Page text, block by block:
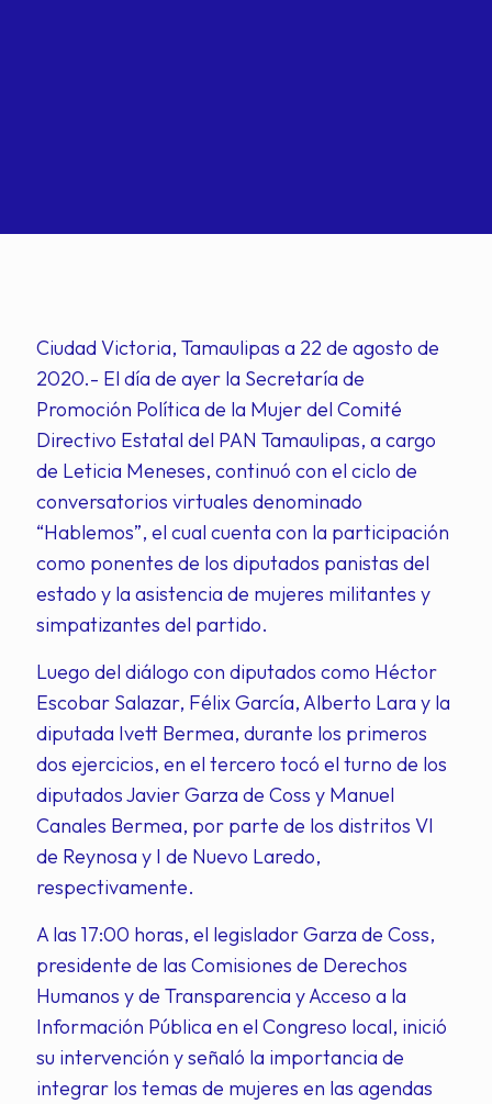
Ciudad Victoria, Tamaulipas a 22 de agosto de
2020.- El día de ayer la Secretaría de
Promoción Política de la Mujer del Comité
Directivo Estatal del PAN Tamaulipas, a cargo
de Leticia Meneses, continuó con el ciclo de
conversatorios virtuales denominado
“Hablemos”, el cual cuenta con la participación
como ponentes de los diputados panistas del
estado y la asistencia de mujeres militantes y
simpatizantes del partido.
Luego del diálogo con diputados como Héctor
Escobar Salazar, Félix García, Alberto Lara y la
diputada Ivett Bermea, durante los primeros
dos ejercicios, en el tercero tocó el turno de los
diputados Javier Garza de Coss y Manuel
Canales Bermea, por parte de los distritos VI
de Reynosa y I de Nuevo Laredo,
respectivamente.
A las 17:00 horas, el legislador Garza de Coss,
presidente de las Comisiones de Derechos
Humanos y de Transparencia y Acceso a la
Información Pública en el Congreso local, inició
su intervención y señaló la importancia de
integrar los temas de mujeres en las agendas